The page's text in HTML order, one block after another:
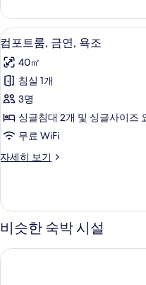
진
모
두
보
기
금
연,
욕
조
자
세
히
보
기
컴
포
트
룸,
금
연,
조
진
모
두
보
5
컴포트룸, 금연, 욕조
40㎡
침실 1개
3명
싱글침대 2개 및 싱글사이즈
무료 WiFi
자세히 보기
컴
금
연,
욕
자
비슷한 숙박 시설
고야산 슈쿠보 코묘인